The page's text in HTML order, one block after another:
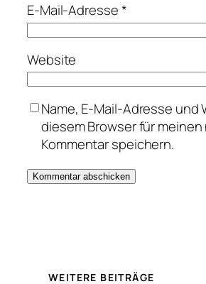
E-Mail-Adresse*
Website
Name, E-Mail-Adresse und
diesem Browser für
Kommentar speichern.
WEITERE BEITRÄGE